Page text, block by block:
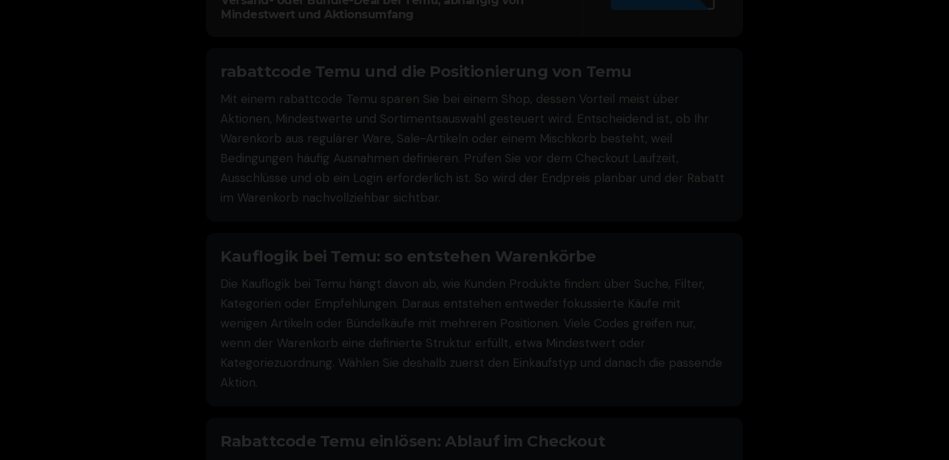
Mindestwert und Aktionsumfang
rabattcode Temu und die Positionierung von Temu
Mit einem rabattcode Temu sparen Sie bei einem Shop, dessen Vorteil meist über
Aktionen, Mindestwerte und Sortimentsauswahl gesteuert wird. Entscheidend ist, ob Ihr
Warenkorb aus regulärer Ware, Sale-Artikeln oder einem Mischkorb besteht, weil
Bedingungen häufig Ausnahmen definieren. Prüfen Sie vor dem Checkout Laufzeit,
Ausschlüsse und ob ein Login erforderlich ist. So wird der Endpreis planbar und der Rabatt
im Warenkorb nachvollziehbar sichtbar.
Kauflogik bei Temu: so entstehen Warenkörbe
Die Kauflogik bei Temu hängt davon ab, wie Kunden Produkte finden: über Suche, Filter,
Kategorien oder Empfehlungen. Daraus entstehen entweder fokussierte Käufe mit
wenigen Artikeln oder Bündelkäufe mit mehreren Positionen. Viele Codes greifen nur,
wenn der Warenkorb eine definierte Struktur erfüllt, etwa Mindestwert oder
Kategoriezuordnung. Wählen Sie deshalb zuerst den Einkaufstyp und danach die passende
Aktion.
Rabattcode Temu einlösen: Ablauf im Checkout